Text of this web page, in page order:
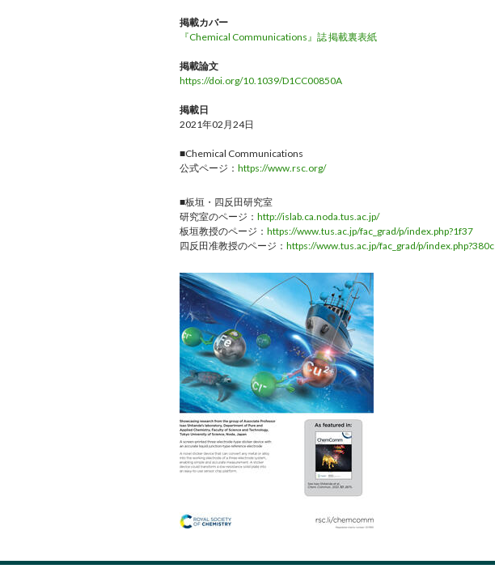
掲載カバー
『Chemical Communications』誌 掲載裏表紙
掲載論文
https://doi.org/10.1039/D1CC00850A
掲載日
2021年02月24日
■Chemical Communications
公式ページ： https://www.rsc.org/
■板垣・四反田研究室
研究室のページ： http://islab.ca.noda.tus.ac.jp/
板垣教授のページ： https://www.tus.ac.jp/fac_grad/p/index.php?1f37
四反田准教授のページ： https://www.tus.ac.jp/fac_grad/p/index.php?380c